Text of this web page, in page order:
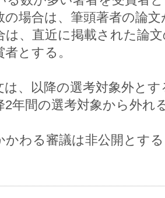
の場合は、筆頭著者の論
は、直近に掲載された論
とする。
は、以降の選考対象外と
2年間の選考対象から外れ
かわる審議は非公開とす